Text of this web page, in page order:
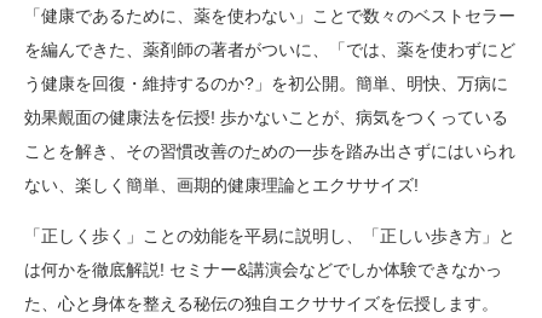
「健康であるために、薬を使わない」ことで数々のベストセラー
を編んできた、薬剤師の著者がついに、「では、薬を使わずにど
う健康を回復・維持するのか?」を初公開。簡単、明快、万病に
効果覿面の健康法を伝授! 歩かないことが、病気をつくっている
ことを解き、その習慣改善のための一歩を踏み出さずにはいられ
ない、楽しく簡単、画期的健康理論とエクササイズ!
「正しく歩く」ことの効能を平易に説明し、「正しい歩き方」と
は何かを徹底解説! セミナー&講演会などでしか体験できなかっ
た、心と身体を整える秘伝の独自エクササイズを伝授します。